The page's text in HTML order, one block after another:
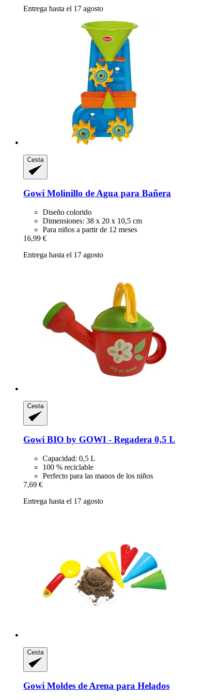
Entrega hasta el 17 agosto
Cesta
Gowi Molinillo de Agua para Bañera
Diseño colorido
Dimensiones: 38 x 20 x 10,5 cm
Para niños a partir de 12 meses
16,99 €
Entrega hasta el 17 agosto
Cesta
Gowi BIO by GOWI -​ Regadera 0,5 L
Capacidad: 0,5 L
100 % reciclable
Perfecto para las manos de los niños
7,69 €
Entrega hasta el 17 agosto
Cesta
Gowi Moldes de Arena para Helados